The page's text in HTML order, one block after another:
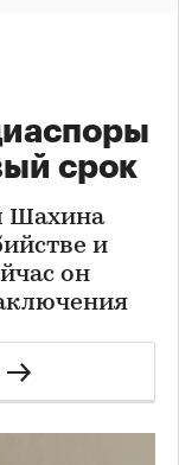
срок
Шахина
и
он